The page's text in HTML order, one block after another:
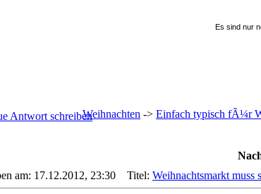
Es sind nur
Weihnachten -> Einfach typisch fÃ¼r
am: 17.12.2012, 23:30 Titel: Weihnachtsmarkt muss